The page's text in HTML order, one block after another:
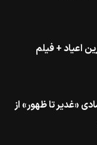
اعیاد + فیلم
«غدیر تا ظهور» از